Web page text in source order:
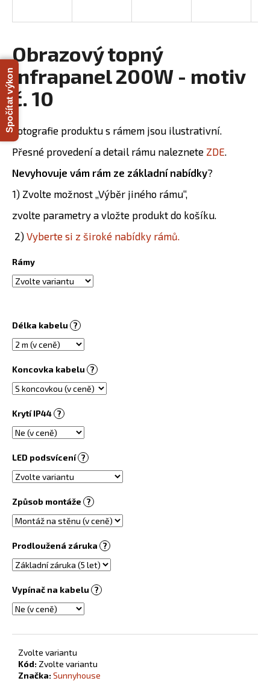
Obrazový topný
infrapanel 200W - motiv
č. 10
Fotografie produktu s rámem jsou ilustrativní.
Přesné provedení a detail rámu naleznete ZDE.
Nevyhovuje vám rám ze základní nabídky?
1) Zvolte možnost „Výběr jiného rámu“,
zvolte parametry a vložte produkt do košíku.
2) Vyberte si z široké nabídky rámů.
Rámy
Délka kabelu ?
Koncovka kabelu ?
Krytí IP44 ?
LED podsvícení ?
Způsob montáže ?
Prodloužená záruka ?
Vypínač na kabelu ?
Zvolte variantu
Kód: Zvolte variantu
Značka:Sunnyhouse
í
t
?
D
p
o
u
č
u
m
e
PŘÍRODNÍ
INFRAPANEL
450
PŘISAZENÝ
STROPNÍ
170
Kč
Spočítat výkon